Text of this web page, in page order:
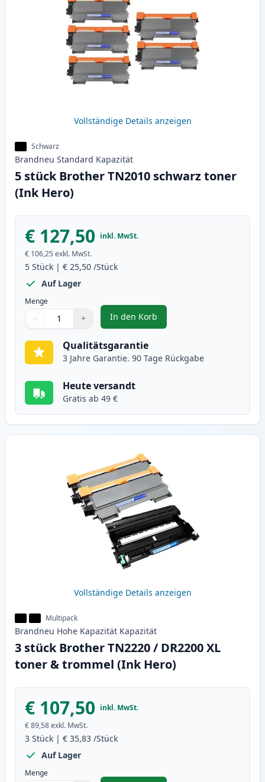
Vollständige Details anzeigen
Schwarz
Brandneu Standard Kapazität
5 stück Brother TN2010 schwarz toner
(Ink Hero)
€ 127,50 inkl. MwSt.
€ 106,25 exkl. MwSt.
5 Stück | € 25,50 /Stück
Auf Lager
Menge
Verwenden Sie die Tasten, um anzupassen
− +
1
In den Korb
, 5 stück Brother TN2010
Qualitätsgarantie
3 Jahre Garantie. 90 Tage Rückgabe
Heute versandt
Gratis ab 49 €
Vollständige Details anzeigen
Multipack
Brandneu Hohe Kapazität Kapazität
3 stück Brother TN2220 / DR2200 XL
toner & trommel (Ink Hero)
€ 107,50 inkl. MwSt.
€ 89,58exkl. MwSt.
3 Stück | € 35,83 /Stück
Auf Lager
Menge